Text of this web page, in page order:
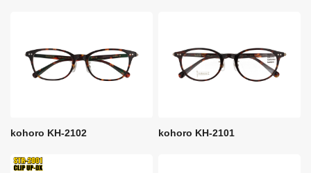
kohoro KH-2102 kohoro KH-2101